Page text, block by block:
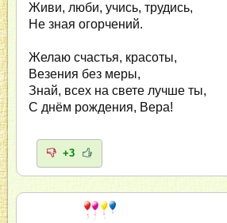
Живи, люби, учись, трудись,
Не зная огорчений.
Желаю счастья, красоты,
Везения без меры,
Знай, всех на свете лучше ты,
С днём рождения, Вера!
+3